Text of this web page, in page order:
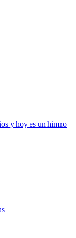
y hoy es un himno